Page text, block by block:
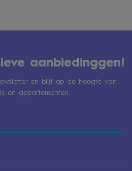
aanbiedinggen!
en blijf op de hoogte van
en appartementen.